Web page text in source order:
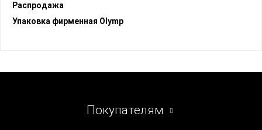
Раcпродажа
Упаковка фирменная Olymp
Покупателям